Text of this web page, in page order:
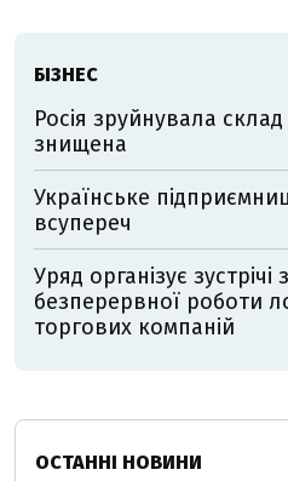
БІЗНЕС
Росія зруйнувала
знищена
Українське
всупереч
Уряд організує зустрічі
безперервної роботи
торгових компаній
ОСТАННІ НОВИНИ